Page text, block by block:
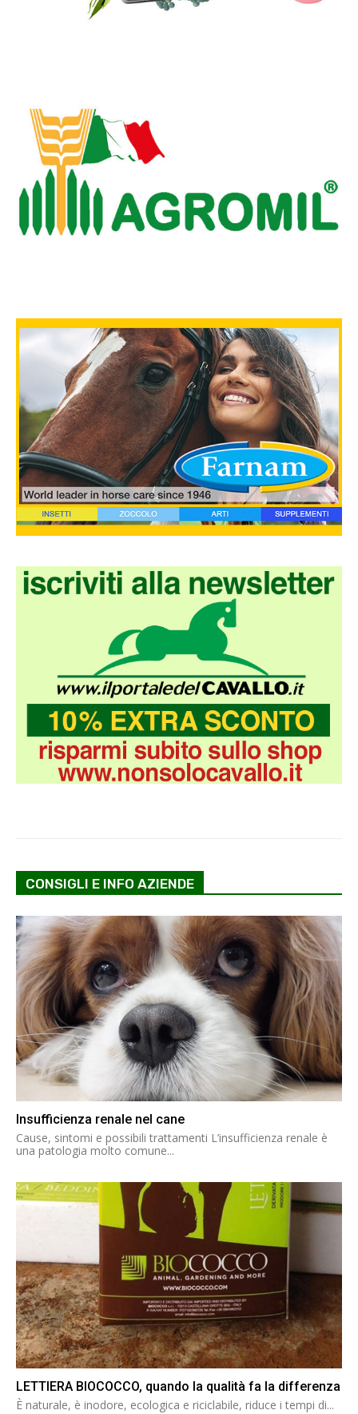
CONSIGLI E INFO AZIENDE
Insufficienza renale nel cane
Cause, sintomi e possibili trattamenti L’insufficienza renale è
una patologia molto comune...
LETTIERA BIOCOCCO, quando la qualità fa la differenza
È naturale, è inodore, ecologica e riciclabile, riduce i tempi di...